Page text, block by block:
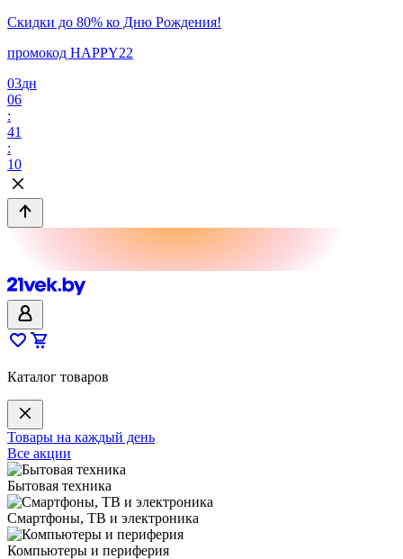
Скидки до 80% ко Дню Рождения!
промокод HAPPY22
03дн
06
:
41
:
10
Каталог товаров
Товары на каждый день
Все акции
Бытовая техника
Смартфоны, ТВ и электроника
Компьютеры и периферия